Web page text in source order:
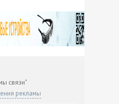
связи"
рекламы